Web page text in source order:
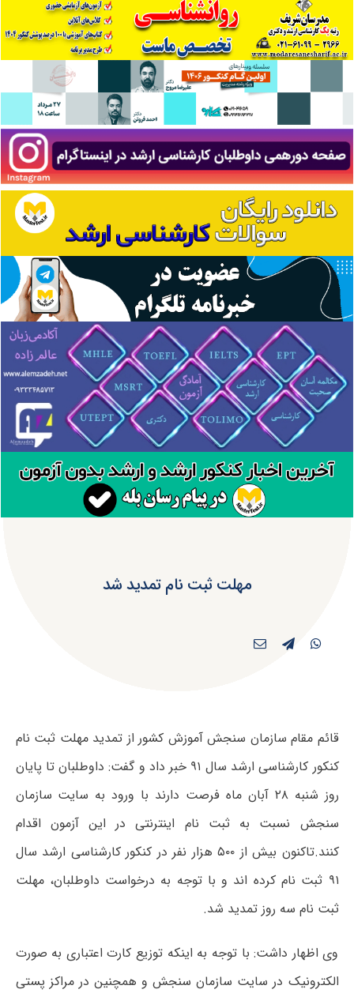
مهلت ثبت نام تمدید شد
قائم مقام سازمان سنجش آموزش کشور از تمدید مهلت ثبت نام
کنکور کارشناسی ارشد سال ۹۱ خبر داد و گفت: داوطلبان تا پایان
روز شنبه ۲۸ آبان ماه فرصت دارند با ورود به سایت سازمان
سنجش نسبت به ثبت نام اینترنتی در این آزمون اقدام
کنند.تاکنون بیش از ۵۰۰ هزار نفر در کنکور کارشناسی ارشد سال
۹۱ ثبت نام کرده اند و با توجه به درخواست داوطلبان، مهلت
ثبت نام سه روز تمدید شد.
وی اظهار داشت: با توجه به اینکه توزیع کارت اعتباری به صورت
الکترونیک در سایت سازمان سنجش و همچنین در مراکز پستی